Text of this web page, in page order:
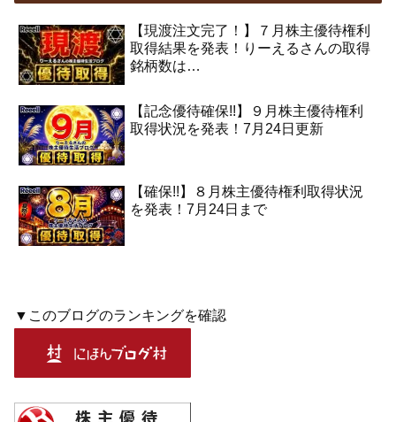
【現渡注文完了！】７月株主優待権利
取得結果を発表！りーえるさんの取得
銘柄数は…
【記念優待確保!!】９月株主優待権利
取得状況を発表！7月24日更新
【確保!!】８月株主優待権利取得状況
を発表！7月24日まで
▼このブログのランキングを確認